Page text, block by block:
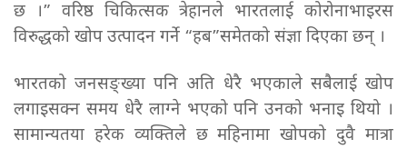
छ ।” वरिष्ठ चिकित्सक त्रेहानले भारतलाई कोरोनाभाइरस
विरुद्धको खोप उत्पादन गर्ने “हब”समेतको संज्ञा दिएका छन् ।
भारतको जनसङ्ख्या पनि अति धेरै भएकाले सबैलाई खोप
लगाइसक्न समय धेरै लाग्ने भएको पनि उनको भनाइ थियो ।
सामान्यतया हरेक व्यक्तिले छ महिनामा खोपको दुवै मात्रा